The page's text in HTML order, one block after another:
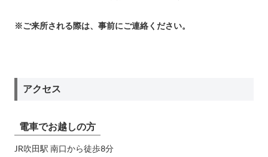
※ご来所される際は、事前にご連絡ください。
アクセス
電車でお越しの方
JR吹田駅 南口から徒歩8分